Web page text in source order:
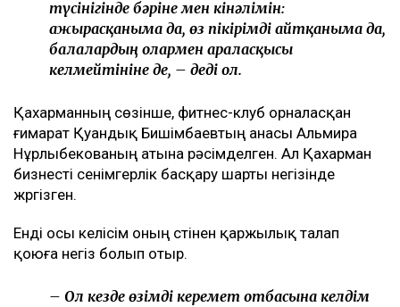
түсінігінде бәріне мен кінәлімін:
ажырасқаныма да, өз пікірімді айтқаныма да,
балалардың олармен араласқысы
келмейтініне де, – деді ол.
Қахарманның сөзінше, фитнес-клуб орналасқан
ғимарат Қуандық Бишімбаевтың анасы Альмира
Нұрлыбекованың атына рәсімделген. Ал Қахарман
бизнесті сенімгерлік басқару шарты негізінде
жүргізген.
Енді осы келісім оның үстінен қаржылық талап
қоюға негіз болып отыр.
– Ол кезде өзімді керемет отбасына келдім